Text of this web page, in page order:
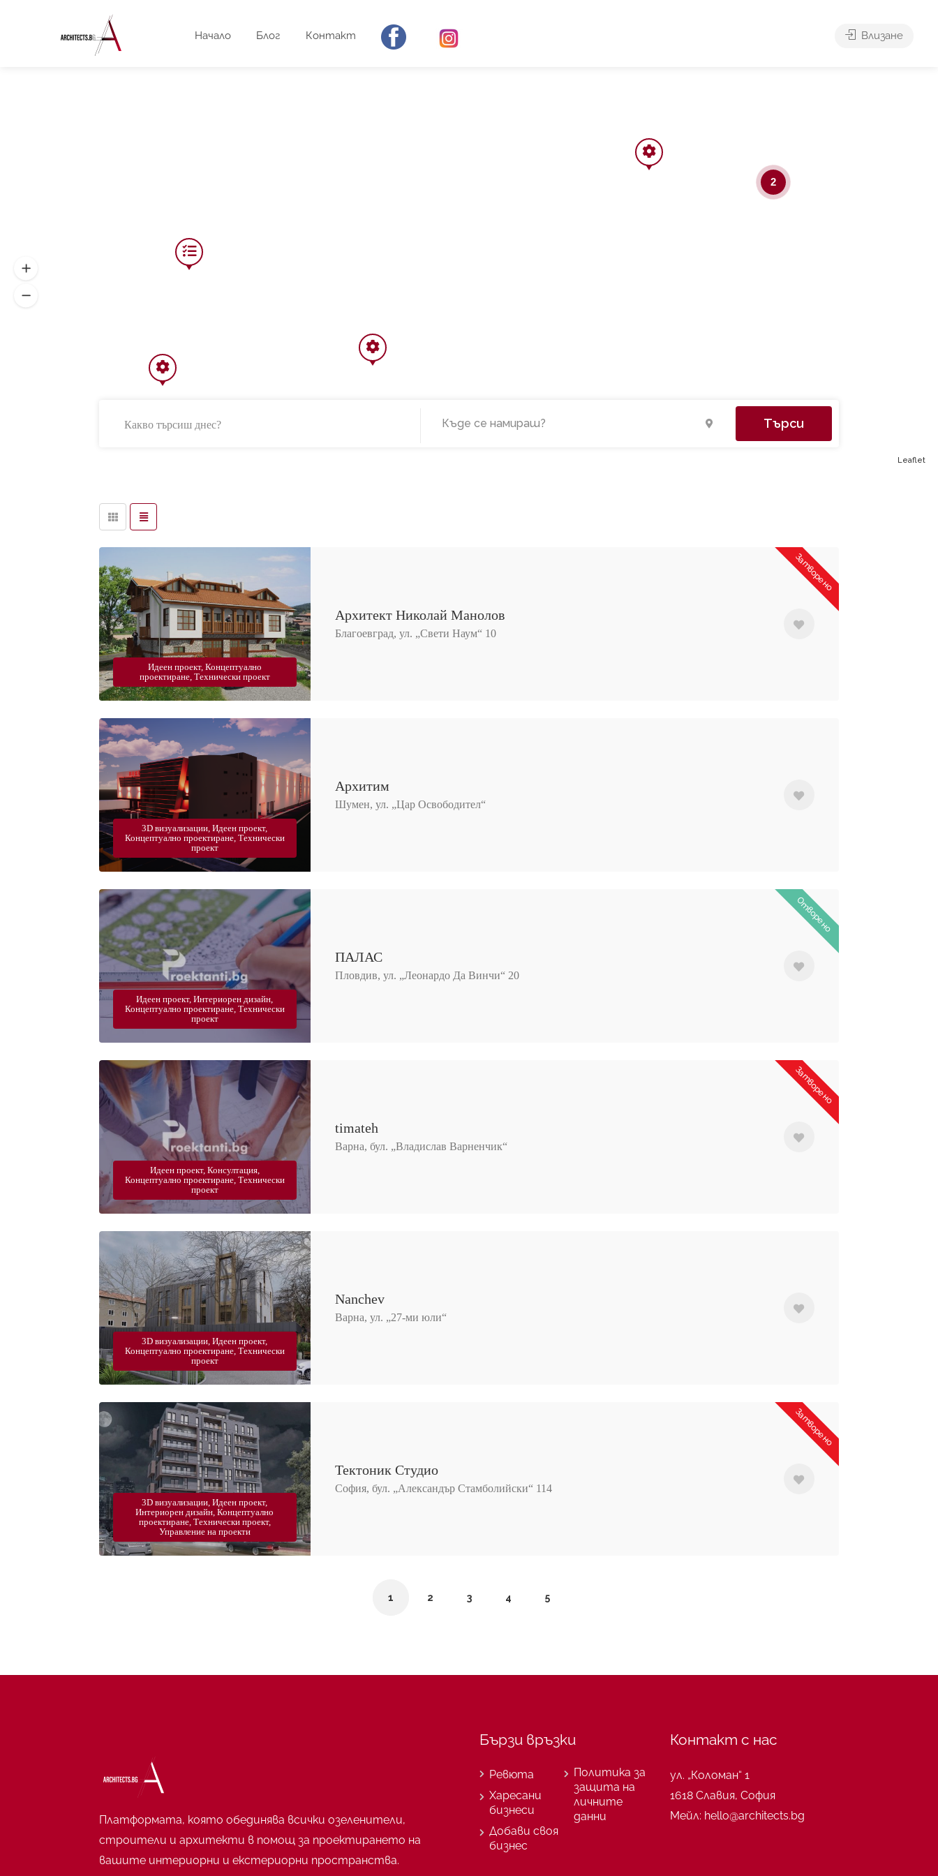
Начало Блог Контакт Влизане
2
Leaflet
Търси
Идеен проект, Концептуално
проектиране, Технически проект
Затворено
Архитект Николай Манолов
Благоевград, ул. „Свети Наум“ 10
3D визуализации, Идеен проект,
Концептуално проектиране, Технически
проект
Архитим
Шумен, ул. „Цар Освободител“
Идеен проект, Интериорен дизайн,
Концептуално проектиране, Технически
проект
Отворено
ПАЛАС
Пловдив, ул. „Леонардо Да Винчи“ 20
Идеен проект, Консултация,
Концептуално проектиране, Технически
проект
Затворено
timateh
Варна, бул. „Владислав Варненчик“
3D визуализации, Идеен проект,
Концептуално проектиране, Технически
проект
Nanchev
Варна, ул. „27-ми юли“
3D визуализации, Идеен проект,
Интериорен дизайн, Концептуално
проектиране, Технически проект,
Управление на проекти
Затворено
Тектоник Студио
София, бул. „Александър Стамболийски“ 114
1 2 3 4 5
Платформата, която обединява всички озеленители,
строители и архитекти в помощ за проектирането на
вашите интериорни и екстериорни пространства.
Бързи връзки
Ревюта
Харесани
бизнеси
Добави своя
бизнес
Политика за
защита на
личните
данни
Контакт с нас
ул. „Коломан“ 1
1618 Славия, София
Мейл: hello@architects.bg